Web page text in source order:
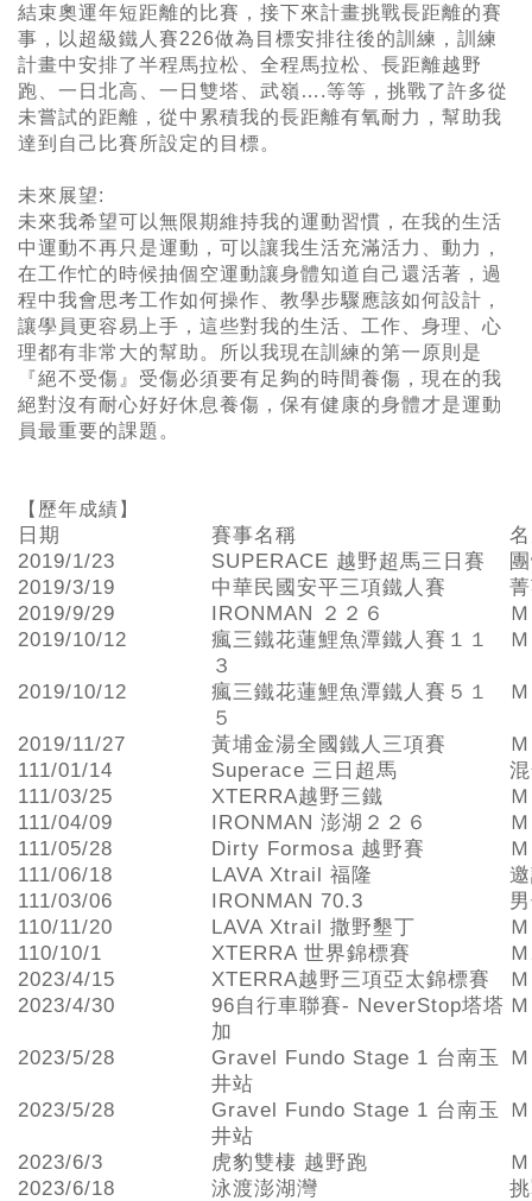
結束奧運年短距離的比賽，接下來計畫挑戰長距離的賽
事，以超級鐵人賽226做為目標安排往後的訓練，訓練
計畫中安排了半程馬拉松、全程馬拉松、長距離越野
跑、一日北高、一日雙塔、武嶺….等等，挑戰了許多從
未嘗試的距離，從中累積我的長距離有氧耐力，幫助我
達到自己比賽所設定的目標。
未來展望:
未來我希望可以無限期維持我的運動習慣，在我的生活
中運動不再只是運動，可以讓我生活充滿活力、動力，
在工作忙的時候抽個空運動讓身體知道自己還活著，過
程中我會思考工作如何操作、教學步驟應該如何設計，
讓學員更容易上手，這些對我的生活、工作、身理、心
理都有非常大的幫助。所以我現在訓練的第一原則是
『絕不受傷』受傷必須要有足夠的時間養傷，現在的我
絕對沒有耐心好好休息養傷，保有健康的身體才是運動
員最重要的課題。
【歷年成績】
日期 賽事名稱
2019/1/23
SUPERACE 越野超馬三日賽
2019/3/19
中華民國安平三項鐵人賽
2019/9/29
IRONMAN ２２６
2019/10/12
瘋三鐵花蓮鯉魚潭鐵人賽１１
３
2019/10/12
瘋三鐵花蓮鯉魚潭鐵人賽５１
５
2019/11/27 黃埔金湯全國鐵人三項賽
111/01/14
Superace 三日超馬
111/03/25
XTERRA越野三鐵
111/04/09
IRONMAN 澎湖２２６
111/05/28
Dirty Formosa 越野賽
111/06/18
LAVA Xtrail 福隆
111/03/06
IRONMAN 70.3
110/11/20
LAVA Xtrail 撒野墾丁
110/10/1
XTERRA 世界錦標賽
2023/4/15
XTERRA越野三項亞太錦標賽
2023/4/30
96自行車聯賽- NeverStop塔塔
加
2023/5/28
Gravel Fundo Stage 1 台南玉
井站
2023/5/28
Gravel Fundo Stage 1 台南玉
井站
2023/6/3 虎豹雙棲 越野跑
2023/6/18
泳渡澎湖灣